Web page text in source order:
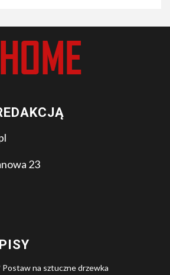
23
Postaw na sztuczne drzewka